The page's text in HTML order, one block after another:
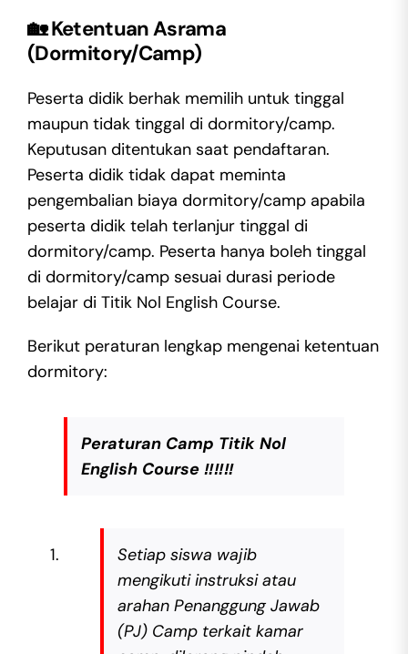
🏡Ketentuan Asrama
(Dormitory/Camp)
Peserta didik berhak memilih untuk tinggal
maupun tidak tinggal di dormitory/camp.
Keputusan ditentukan saat pendaftaran.
Peserta didik tidak dapat meminta
pengembalian biaya dormitory/camp apabila
peserta didik telah terlanjur tinggal di
dormitory/camp. Peserta hanya boleh tinggal
di dormitory/camp sesuai durasi periode
belajar di Titik Nol English Course.
Berikut peraturan lengkap mengenai ketentuan
dormitory:
Peraturan Camp Titik Nol
English Course ‼️‼️‼️
Setiap siswa wajib
mengikuti instruksi atau
arahan Penanggung Jawab
(PJ) Camp terkait kamar